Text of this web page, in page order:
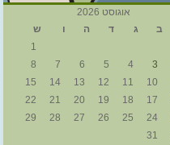
אוגוסט 2026
ב ג ד ה ו
ש
1
3
4
5
6
7
8
10
11
12
13
14
15
17
18
19
20
21
22
24
25
26
27
28
29
31